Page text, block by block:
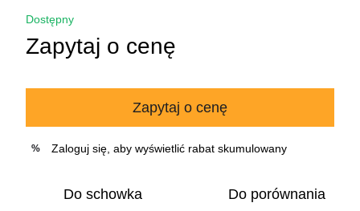
Dostępny
Zapytaj o cenę
Zapytaj o cenę
% Zaloguj się , aby wyświetlić rabat skumulowany
Do schowka Do porównania